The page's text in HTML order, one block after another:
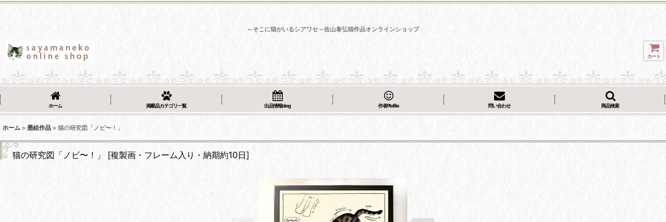
～そこに猫がいるシアワセ～佐山泰弘猫作品オンラインショップ
カート
ホーム 掲載品カテゴリ一覧 出品情報blog 作者Plofile 問い合わせ 商品検索
ホーム > 墨絵作品 > 猫の研究図「ノビ〜！」
猫の研究図「ノビ〜！」 [複製画・フレーム入り・納期約10日]